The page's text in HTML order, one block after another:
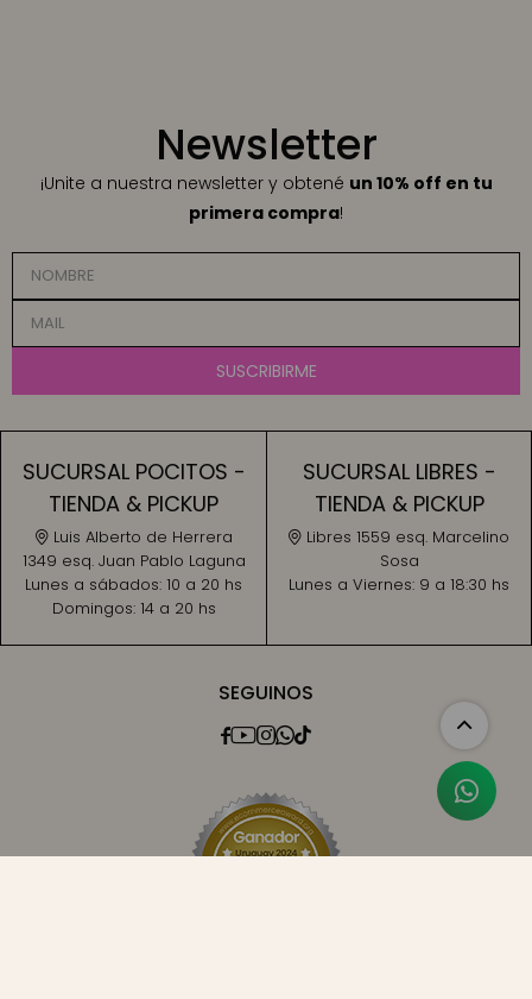
SEGUINOS

Newsletter
¡Unite a nuestra newsletter y obtené un 10% off en tu
primera compra!
SUSCRIBIRME
SUCURSAL POCITOS -
TIENDA & PICKUP
Luis Alberto de Herrera
1349 esq. Juan Pablo Laguna
Lunes a sábados: 10 a 20 hs
Domingos: 14 a 20 hs
SUCURSAL LIBRES -
TIENDA & PICKUP
Libres 1559 esq. Marcelino
Sosa
Lunes a Viernes: 9 a 18:30 hs